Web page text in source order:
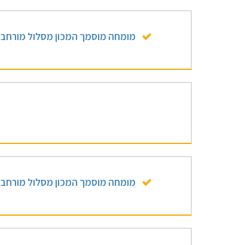
מומחה מוסמך המכון מסלול מורחב
מומחה מוסמך המכון מסלול מורחב